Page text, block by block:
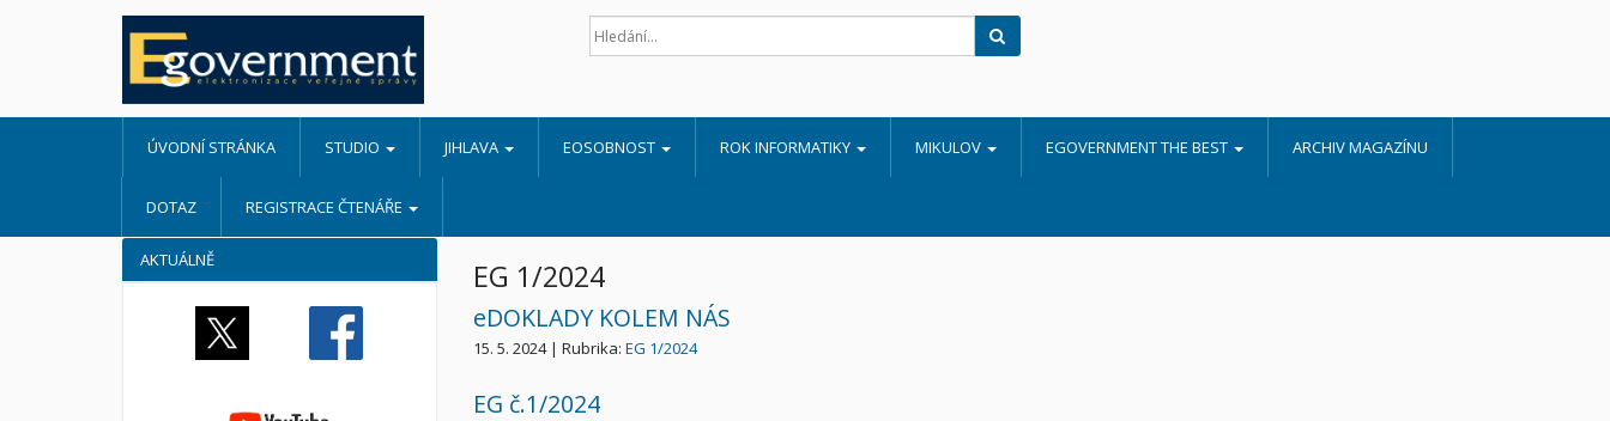
ÚVODNÍ STRÁNKA STUDIO JIHLAVA EOSOBNOST ROK INFORMATIKY MIKULOV EGOVERNMENT THE BEST ARCHIV MAGAZÍNU
DOTAZ REGISTRACE ČTENÁŘE
EG 1/2024
eDOKLADY KOLEM NÁS
15. 5. 2024 | Rubrika: EG 1/2024
EG č.1/2024
AKTUÁLNĚ